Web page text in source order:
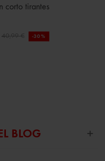
corto tirantes
40,99 € -30%
BLOG